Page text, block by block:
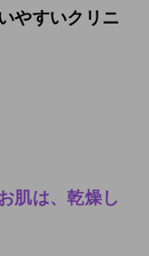
やすいクリニ
肌は、乾燥し